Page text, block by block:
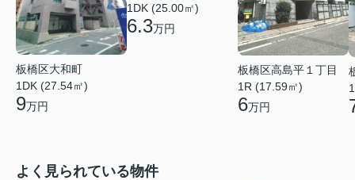
板橋区大和町
1DK (27.54㎡)
9万円
1DK (25.00㎡)
6.3万円
板橋区高島平１丁目
1R (17.59㎡)
6万円
よく見られている物件